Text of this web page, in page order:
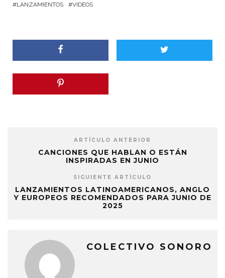
LANZAMIENTOS VIDEOS
ARTÍCULO ANTERIOR
CANCIONES QUE HABLAN O ESTÁN
INSPIRADAS EN JUNIO
SIGUIENTE ARTÍCULO
LANZAMIENTOS LATINOAMERICANOS, ANGLO
Y EUROPEOS RECOMENDADOS PARA JUNIO DE
2025
COLECTIVO SONORO